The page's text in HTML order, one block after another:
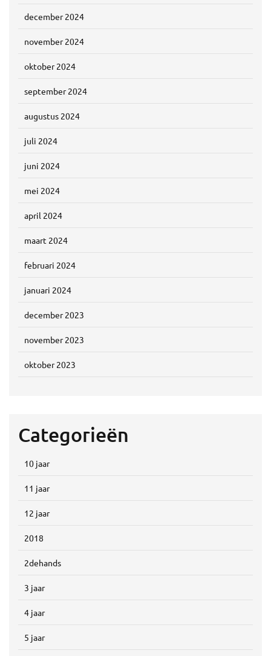
december 2024
november 2024
oktober 2024
september 2024
augustus 2024
juli 2024
juni 2024
mei 2024
april 2024
maart 2024
februari 2024
januari 2024
december 2023
november 2023
oktober 2023
Categorieën
10 jaar
11 jaar
12 jaar
2018
2dehands
3 jaar
4 jaar
5 jaar